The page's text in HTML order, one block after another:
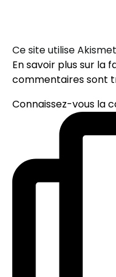
Ce site utilise
En savoir plus sur la
commentaires sont
Connaissez-vous la